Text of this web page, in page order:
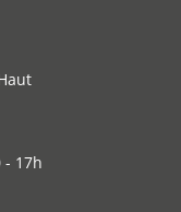
- 17h